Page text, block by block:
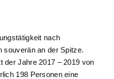
nach
souverän an der Spitze.
der Jahre 2017 – 2019 von
198 Personen eine